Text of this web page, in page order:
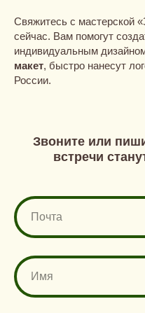
Свяжитесь с мастерской
сейчас. Вам помогут
индивидуальным
макет, быстро нанесут
России.
Звоните или
встречи